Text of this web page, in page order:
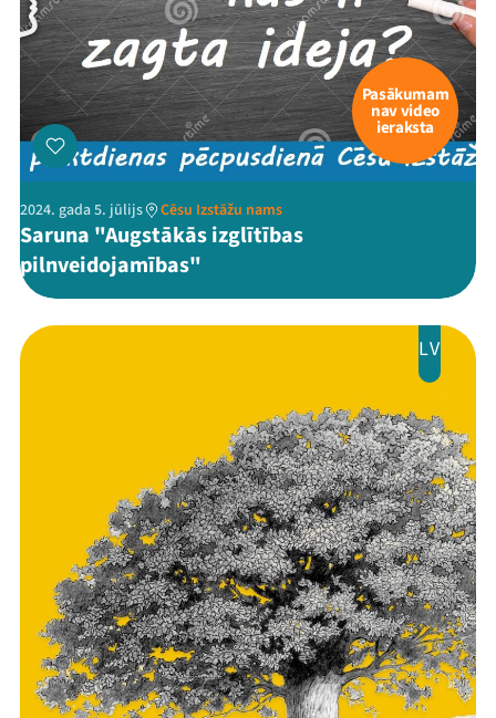
Pasākumam
nav video
ieraksta
2024. gada 5. jūlijs Cēsu Izstāžu nams
Saruna "Augstākās izglītības
pilnveidojamības"
LV